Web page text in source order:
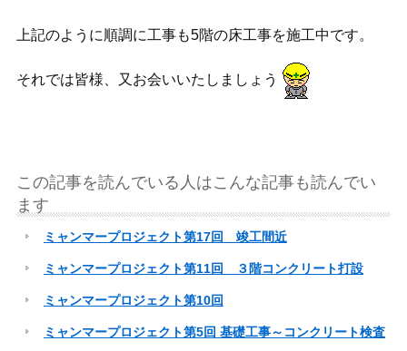
上記のように順調に工事も5階の床工事を施工中です。
それでは皆様、又お会いいたしましょう
この記事を読んでいる人はこんな記事も読んでい
ます
ミャンマープロジェクト第17回 竣工間近
ミャンマープロジェクト第11回 ３階コンクリート打設
ミャンマープロジェクト第10回
ミャンマープロジェクト第5回 基礎工事～コンクリート検査